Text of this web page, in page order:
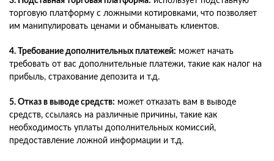
торговую платформу с ложными котировками, что позволяет
им манипулировать ценами и обманывать клиентов.
4. Требование дополнительных платежей: может начать
требовать от вас дополнительные платежи, такие как налог на
прибыль, страхование депозита и т.д.
5. Отказ в выводе средств: может отказать вам в выводе
средств, ссылаясь на различные причины, такие как
необходимость уплаты дополнительных комиссий,
предоставление ложной информации и т.д.